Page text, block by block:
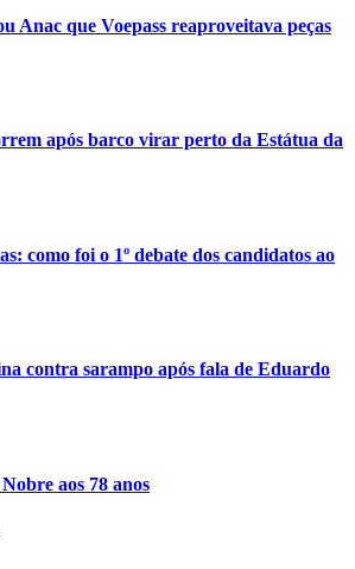
Anac que Voepass reaproveitava peças
após barco virar perto da Estátua da
como foi o 1º debate dos candidatos ao
contra sarampo após fala de Eduardo
aos 78 anos